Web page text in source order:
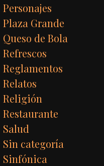
Personajes
Plaza Grande
Queso de Bola
Refrescos
Reglamentos
Relatos
Religión
Restaurante
Salud
Sin categoría
Sinfónica